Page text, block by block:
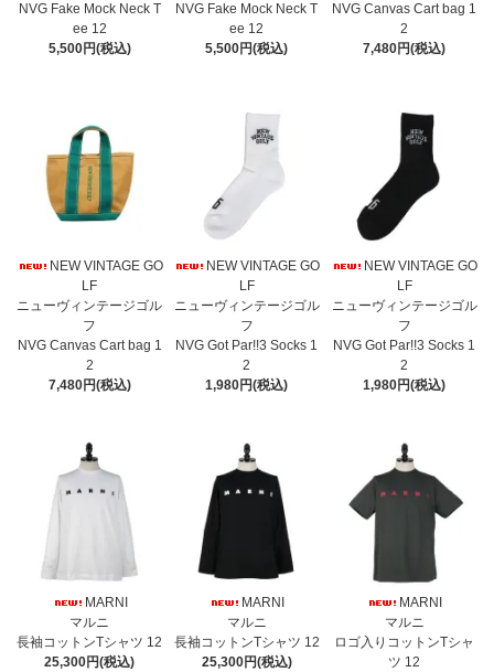
NVG Fake Mock Neck T
ee 12
5,500円(税込)
NVG Fake Mock Neck T
ee 12
5,500円(税込)
NVG Canvas Cart bag 1
2
7,480円(税込)
NEW VINTAGE GO
LF
ニューヴィンテージゴル
フ
NVG Canvas Cart bag 1
2
7,480円(税込)
NEW VINTAGE GO
LF
ニューヴィンテージゴル
フ
NVG Got Par!!3 Socks 1
2
1,980円(税込)
NEW VINTAGE GO
LF
ニューヴィンテージゴル
フ
NVG Got Par!!3 Socks 1
2
1,980円(税込)
MARNI
マルニ
長袖コットンTシャツ 12
25,300円(税込)
MARNI
マルニ
長袖コットンTシャツ 12
25,300円(税込)
MARNI
マルニ
ロゴ入りコットンTシャ
ツ 12